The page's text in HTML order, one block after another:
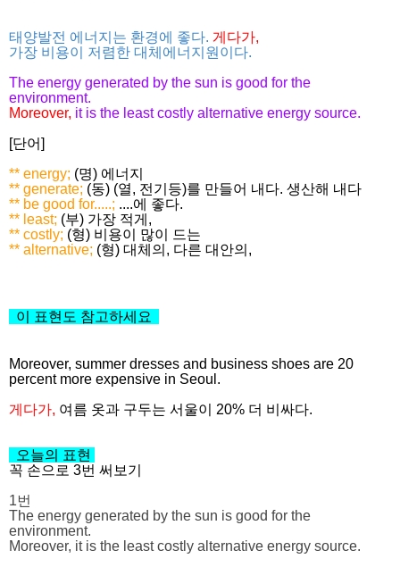
태양발전 에너지는 환경에 좋다. 게다가,
가장 비용이 저렴한 대체에너지원이다.
The energy generated by the sun is good for the
environment.
Moreover, it is the least costly alternative energy source.
[단어]
** energy; (명) 에너지
** generate; (동) (열, 전기등)를 만들어 내다. 생산해 내다
** be good for.....; ....에 좋다.
** least; (부) 가장 적게,
** costly; (형) 비용이 많이 드는
** alternative; (형) 대체의, 다른 대안의,
이 표현도 참고하세요
Moreover, summer dresses and business shoes are 20
percent more expensive in Seoul.
게다가, 여름 옷과 구두는 서울이 20% 더 비싸다.
오늘의 표현
꼭 손으로 3번 써보기
1번
The energy generated by the sun is good for the
environment.
Moreover, it is the least costly alternative energy source.